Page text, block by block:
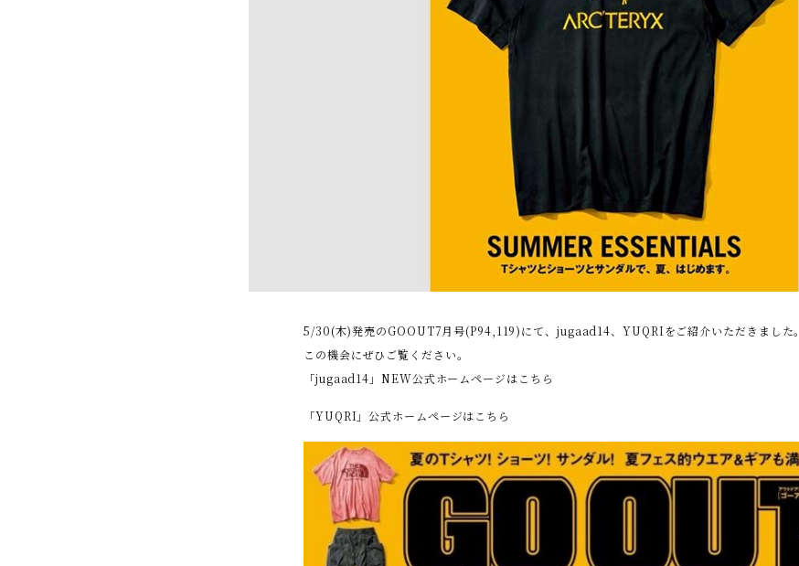
5/30(木)発売のGOOUT7月号(P94,119)にて、jugaad14、YUQRIをご紹介いただきました。
この機会にぜひご覧ください。
「jugaad14」NEW公式ホームページはこちら
「YUQRI」公式ホームページはこちら